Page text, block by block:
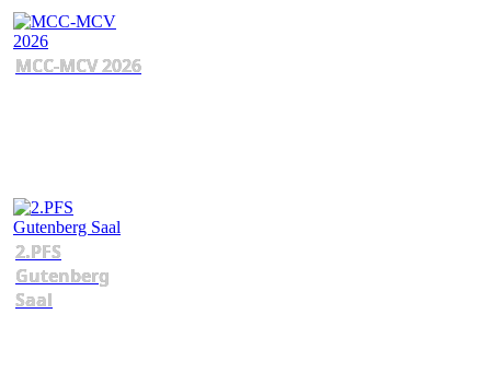
MCC-MCV 2026
2.PFS
Gutenberg
Saal